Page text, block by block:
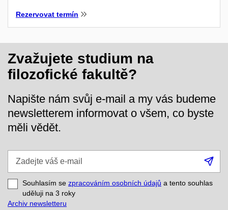
Rezervovat termín
Zvažujete studium na
filozofické fakultě?
Napište nám svůj e-mail a my vás budeme
newsletterem informovat o všem, co byste
měli vědět.
e-
mail
Souhlasím se zpracováním osobních údajů a tento souhlas
uděluji na 3 roky
Archiv newsletteru